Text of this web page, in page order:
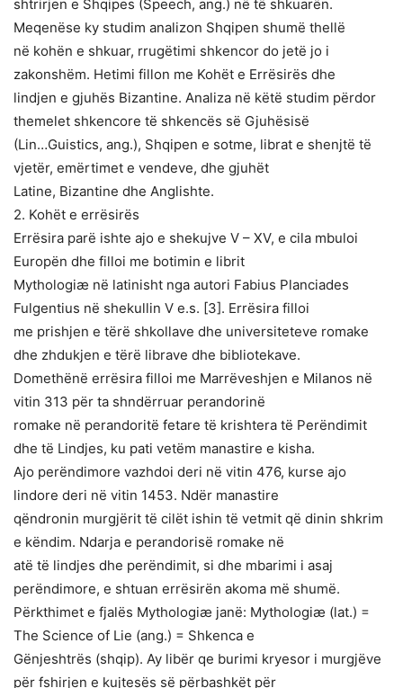
shtrirjen e Shqipes (Speech, ang.) në të shkuarën.
Meqenëse ky studim analizon Shqipen shumë thellë
në kohën e shkuar, rrugëtimi shkencor do jetë jo i
zakonshëm. Hetimi fillon me Kohët e Errësirës dhe
lindjen e gjuhës Bizantine. Analiza në këtë studim përdor
themelet shkencore të shkencës së Gjuhësisë
(Lin…Guistics, ang.), Shqipen e sotme, librat e shenjtë të
vjetër, emërtimet e vendeve, dhe gjuhët
Latine, Bizantine dhe Anglishte.
2. Kohët e errësirës
Errësira parë ishte ajo e shekujve V – XV, e cila mbuloi
Europën dhe filloi me botimin e librit
Mythologiæ në latinisht nga autori Fabius Planciades
Fulgentius në shekullin V e.s. [3]. Errësira filloi
me prishjen e tërë shkollave dhe universiteteve romake
dhe zhdukjen e tërë librave dhe bibliotekave.
Domethënë errësira filloi me Marrëveshjen e Milanos në
vitin 313 për ta shndërruar perandorinë
romake në perandoritë fetare të krishtera të Perëndimit
dhe të Lindjes, ku pati vetëm manastire e kisha.
Ajo perëndimore vazhdoi deri në vitin 476, kurse ajo
lindore deri në vitin 1453. Ndër manastire
qëndronin murgjërit të cilët ishin të vetmit që dinin shkrim
e këndim. Ndarja e perandorisë romake në
atë të lindjes dhe perëndimit, si dhe mbarimi i asaj
perëndimore, e shtuan errësirën akoma më shumë.
Përkthimet e fjalës Mythologiæ janë: Mythologiæ (lat.) =
The Science of Lie (ang.) = Shkenca e
Gënjeshtrës (shqip). Ay libër qe burimi kryesor i murgjëve
për fshirjen e kujtesës së përbashkët për